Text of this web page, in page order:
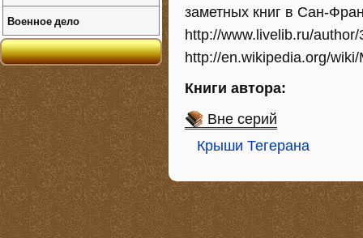
заметных книг в Сан-
http://www.livelib.ru/
http://en.wikipedia.org/
Книги автора:
Вне серий
Крыши Тегерана
Военное дело